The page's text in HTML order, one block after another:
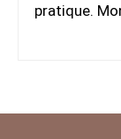
pratique.